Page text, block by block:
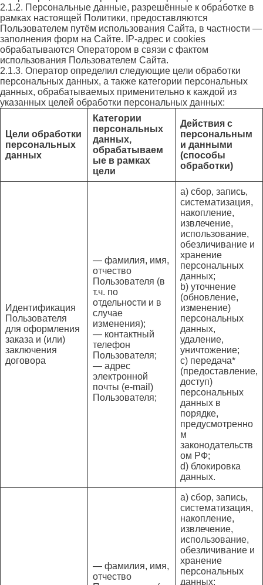
2.1.2. Персональные данные, разрешённые к обработке в
рамках настоящей Политики, предоставляются
Пользователем путём использования Сайта, в частности —
заполнения форм на Сайте. IP-адрес и cookies
обрабатываются Оператором в связи с фактом
использования Пользователем Сайта.
2.1.3. Оператор определил следующие цели обработки
персональных данных, а также категории персональных
данных, обрабатываемых применительно к каждой из
указанных целей обработки персональных данных:
Цели обработки
персональных
данных
Категории
персональных
данных,
обрабатываем
ые в рамках
цели
Действия с
персональным
и данными
(способы
обработки)
Идентификация
Пользователя
для оформления
заказа и (или)
заключения
договора
— фамилия, имя,
отчество
Пользователя (в
т.ч. по
отдельности и в
случае
изменения);
— контактный
телефон
Пользователя;
— адрес
электронной
почты (e-mail)
Пользователя;
a) сбор, запись,
систематизация,
накопление,
извлечение,
использование,
обезличивание и
хранение
персональных
данных;
b) уточнение
(обновление,
изменение)
персональных
данных,
удаление,
уничтожение;
c) передача*
(предоставление,
доступ)
персональных
данных в
порядке,
предусмотренно
м
законодательств
ом РФ;
d) блокировка
данных.
— фамилия, имя,
отчество
a) сбор, запись,
систематизация,
накопление,
извлечение,
использование,
обезличивание и
хранение
персональных
данных;